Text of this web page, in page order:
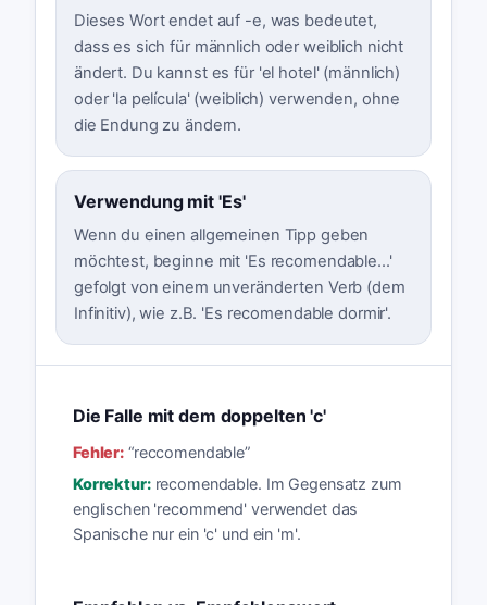
Dieses Wort endet auf -e, was bedeutet,
dass es sich für männlich oder weiblich nicht
ändert. Du kannst es für 'el hotel' (männlich)
oder 'la película' (weiblich) verwenden, ohne
die Endung zu ändern.
Verwendung mit 'Es'
Wenn du einen allgemeinen Tipp geben
möchtest, beginne mit 'Es recomendable...'
gefolgt von einem unveränderten Verb (dem
Infinitiv), wie z.B. 'Es recomendable dormir'.
Die Falle mit dem doppelten 'c'
Fehler: “reccomendable”
Korrektur: recomendable. Im Gegensatz zum
englischen 'recommend' verwendet das
Spanische nur ein 'c' und ein 'm'.